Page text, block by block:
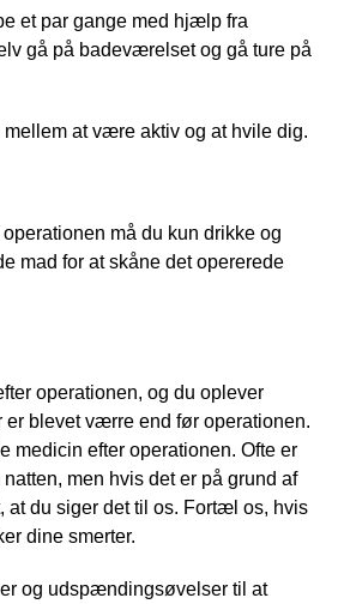
et par gange med hjælp fra
gå på badeværelset og gå ture på
at være aktiv og at hvile dig.
operationen må du kun drikke og
mad for at skåne det opererede
operationen, og du oplever
er blevet værre end før operationen.
medicin efter operationen. Ofte er
men hvis det er på grund af
at du siger det til os. Fortæl os, hvis
dine smerter.
og udspændingsøvelser til at